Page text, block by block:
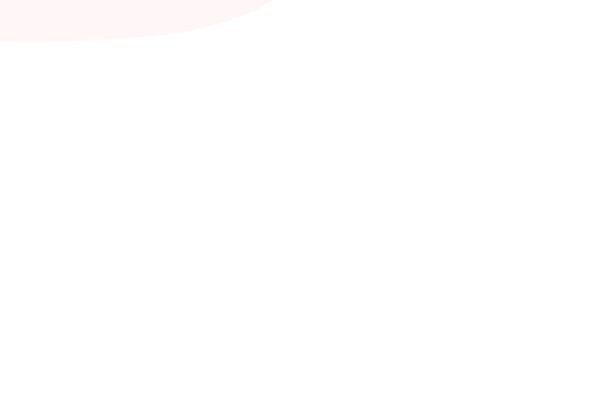
υπάρχει το καλύτερο pink pitaya bowl στην Ελλάδα
για το νέο Tonis Playz franchise στη Θεσσαλονίκη